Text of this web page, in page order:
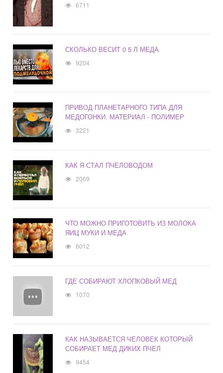
6711
СКОЛЬКО ВЕСИТ 0 5 Л МЕДА
9204
ПРИВОД ПЛАНЕТАРНОГО ТИПА ДЛЯ
МЕДОГОНКИ. МАТЕРИАЛ - ПОЛИМЕР
3221
КАК Я СТАЛ ПЧЕЛОВОДОМ
2069
ЧТО МОЖНО ПРИГОТОВИТЬ ИЗ МОЛОКА
ЯИЦ МУКИ И МЕДА
6012
ГДЕ СОБИРАЮТ ХЛОПКОВЫЙ МЕД
1070
КАК НАЗЫВАЕТСЯ ЧЕЛОВЕК КОТОРЫЙ
СОБИРАЕТ МЕД ДИКИХ ПЧЕЛ
9454